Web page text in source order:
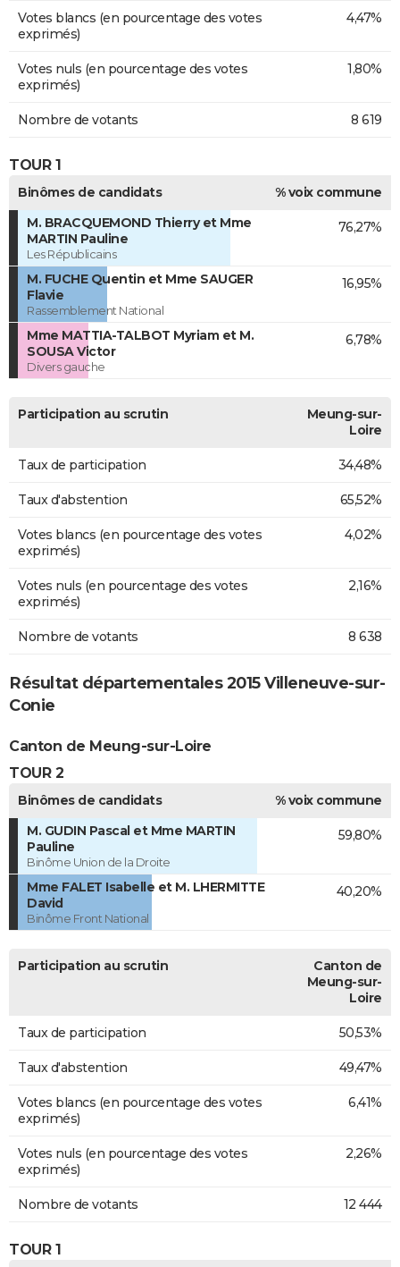
Votes blancs (en pourcentage des votes
exprimés)
4,47%
Votes nuls (en pourcentage des votes
exprimés)
1,80%
Nombre de votants 8 619
TOUR 1
Binômes de candidats
% voix commune
M. BRACQUEMOND Thierry et Mme
MARTIN Pauline
Les Républicains
76,27%
M. FUCHE Quentin et Mme SAUGER
Flavie
Rassemblement National
16,95%
Mme MATTIA-TALBOT Myriam et M.
SOUSA Victor
Divers gauche
6,78%
Participation au scrutin
Meung-sur-
Loire
Taux de participation 34,48%
Taux d'abstention 65,52%
Votes blancs (en pourcentage des votes
exprimés)
4,02%
Votes nuls (en pourcentage des votes
exprimés)
2,16%
Nombre de votants 8 638
Résultat départementales 2015 Villeneuve-sur-
Conie
Canton de Meung-sur-Loire
TOUR 2
Binômes de candidats
% voix commune
M. GUDIN Pascal et Mme MARTIN
Pauline
Binôme Union de la Droite
59,80%
Mme FALET Isabelle et M. LHERMITTE
David
Binôme Front National
40,20%
Participation au scrutin
Canton de
Meung-sur-
Loire
Taux de participation 50,53%
Taux d'abstention 49,47%
Votes blancs (en pourcentage des votes
exprimés)
6,41%
Votes nuls (en pourcentage des votes
exprimés)
2,26%
Nombre de votants 12 444
TOUR 1